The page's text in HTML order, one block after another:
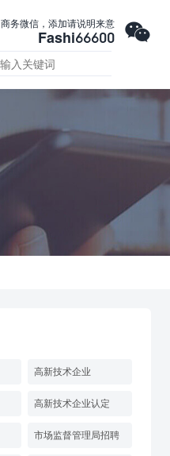
商务微信，添加请说明来意
Fashi66600 
高新技术企业
高新技术企业认定
市场监督管理局招聘